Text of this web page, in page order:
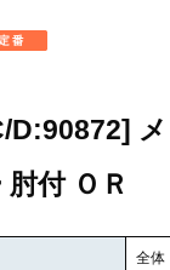
D:90872]
肘付 ＯＲ
全体